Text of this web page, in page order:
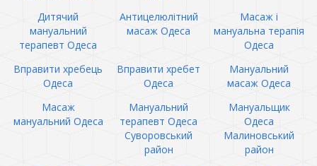
Дитячий
мануальний
терапевт Одеса
Антицелюлітний
масаж Одеса
Масаж і
мануальна терапія
Одеса
Вправити хребець
Одеса
Вправити хребет
Одеса
Мануальний
масаж Одеса
Масаж
мануальний Одеса
Мануальний
терапевт Одеса
Суворовський
район
Мануальщик
Одеса
Малиновський
район